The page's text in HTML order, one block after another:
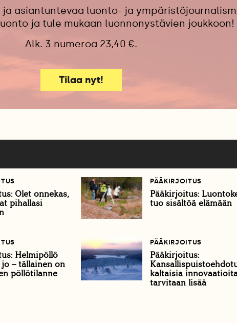
ja asiantuntevaa luonto- ja
ja tule mukaan luonnonystävien joukkoon!
Alk. 3 numeroa 23,40 €.
Tilaa nyt!
Olet onnekas,
pihallasi
PÄÄKIRJOITUS
Pääkirjoitus:
tuo sisältöä elämään
Helmipöllö
– tällainen on
pöllötilanne
PÄÄKIRJOITUS
Pääkirjoitus:
kaltaisia
tarvitaan lisää